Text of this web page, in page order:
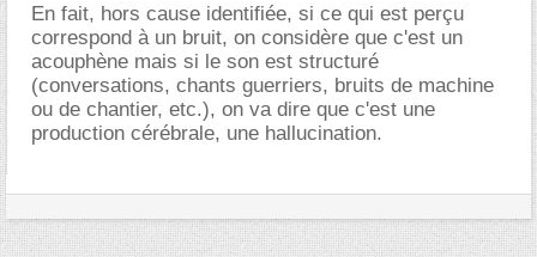
En fait, hors cause identifiée, si ce qui est perçu
correspond à un bruit, on considère que c'est un
acouphène mais si le son est structuré
(conversations, chants guerriers, bruits de machine
ou de chantier, etc.), on va dire que c'est une
production cérébrale, une hallucination.